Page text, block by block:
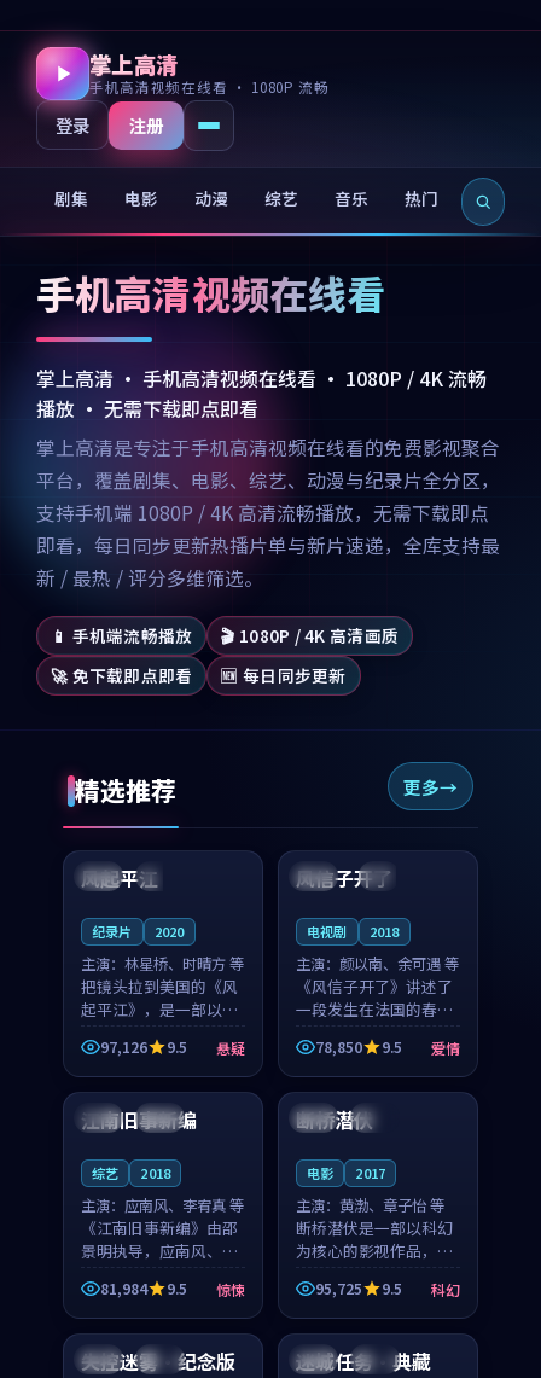
掌上高清
手机高清视频在线看 · 1080P 流畅
登录 注册
剧集 电影 动漫 综艺 音乐 热门 新片
手机高清视频在线看
掌上高清 · 手机高清视频在线看 · 1080P / 4K 流畅
播放 · 无需下载即点即看
掌上高清是专注于手机高清视频在线看的免费影视聚合
平台，覆盖剧集、电影、综艺、动漫与纪录片全分区，
支持手机端 1080P / 4K 高清流畅播放，无需下载即点
即看，每日同步更新热播片单与新片速递，全库支持最
新 / 最热 / 评分多维筛选。
📱 手机端流畅播放
🎬 1080P / 4K 高清画质
🚀 免下载即点即看
🆕 每日同步更新
精选推荐 更多
美国 完结
99:07
风起平江
纪录片 2020
主演： 林星桥、时晴方 等
把镜头拉到美国的《风
起平江》，是一部以时
光记忆为底色的悬疑作
品。林星桥和时晴方贡
献了2020年颇受关注的
合作演出，影片在情感
层次与现实质感之间
97,126 9.5 悬疑
法国 4K
99:21
风信子开了
电视剧 2018
主演： 颜以南、余可遇 等
《风信子开了》讲述了
一段发生在法国的春日
漫步故事。颜以南饰演
的主角与余可遇的角色
因一场意外卷入更深的
纠葛，爱情元素贯穿始
终，节奏稳健而富有张
78,850 9.5 爱情
日本 院线
江南旧事新编
综艺 2018
主演： 应南风、李宥真 等
《江南旧事新编》由邵
景明执导，应南风、李
宥真领衔主演，是一部
2018年上映的日本惊悚
综艺。影片以邻里温情
为切入，呈现一段从初
遇到告别都浸着真实
81,984 9.5 惊悚
美国 完结
断桥潜伏
电影 2017
主演： 黄渤、章子怡 等
断桥潜伏是一部以科幻
为核心的影视作品，围
绕危机、反转与人物成
长展开，整体节奏紧
凑，值得推荐观看。
95,725 9.5 科幻
英国 高分
失控迷雾·纪念版 中国 完结
迷城任务·典藏